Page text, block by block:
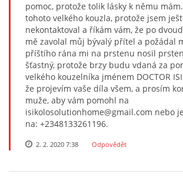
pomoc, protože tolik lásky k němu
tohoto velkého kouzla, protože jsem
nekontaktoval a říkám vám, že po
mě zavolal můj bývalý přítel a požádal
příštího rána mi na prstenu nosil
šťastný, protože brzy budu vdaná za
velkého kouzelníka jménem DOCTOR
že projevím vaše díla všem, a prosím
muže, aby vám pomohl na
isikolosolutionhome@gmail.com nebo
na: +2348133261196.
2. 2. 2020 7:38 Odpovědět